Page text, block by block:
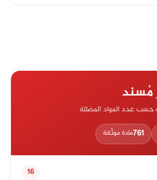
مُسند
حسب عدد المواد المضللة
761مادة موثّقة
16